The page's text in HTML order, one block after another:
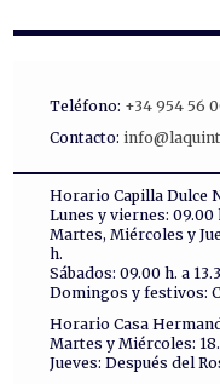
Teléfono: +34 954 56
Contacto:
Horario Capilla Dulce
Lunes y viernes: 09.00
Martes, Miércoles y
h.
Sábados: 09.00 h. a
Domingos y festivos:
Horario Casa
Martes y Miércoles:
Jueves: Después del